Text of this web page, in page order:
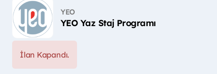
YEO
YEO Yaz Staj Programı
İlan Kapandı.